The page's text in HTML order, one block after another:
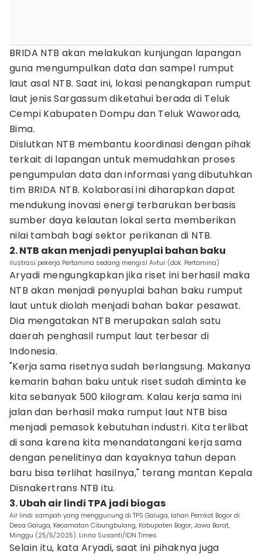
BRIDA NTB akan melakukan kunjungan lapangan
guna mengumpulkan data dan sampel rumput
laut asal NTB. Saat ini, lokasi penangkapan rumput
laut jenis Sargassum diketahui berada di Teluk
Cempi Kabupaten Dompu dan Teluk Waworada,
Bima.
Dislutkan NTB membantu koordinasi dengan pihak
terkait di lapangan untuk memudahkan proses
pengumpulan data dan informasi yang dibutuhkan
tim BRIDA NTB. Kolaborasi ini diharapkan dapat
mendukung inovasi energi terbarukan berbasis
sumber daya kelautan lokal serta memberikan
nilai tambah bagi sektor perikanan di NTB.
2. NTB akan menjadi penyuplai bahan baku
ilustrasi pekerja Pertamina sedang mengisi Avtur (dok. Pertamina)
Aryadi mengungkapkan jika riset ini berhasil maka
NTB akan menjadi penyuplai bahan baku rumput
laut untuk diolah menjadi bahan bakar pesawat.
Dia mengatakan NTB merupakan salah satu
daerah penghasil rumput laut terbesar di
Indonesia.
"Kerja sama risetnya sudah berlangsung. Makanya
kemarin bahan baku untuk riset sudah diminta ke
kita sebanyak 500 kilogram. Kalau kerja sama ini
jalan dan berhasil maka rumput laut NTB bisa
menjadi pemasok kebutuhan industri. Kita terlibat
di sana karena kita menandatangani kerja sama
dengan penelitinya dan kayaknya tahun depan
baru bisa terlihat hasilnya," terang mantan Kepala
Disnakertrans NTB itu.
3. Ubah air lindi TPA jadi biogas
Air lindi sampah yang menggunung di TPS Galuga, lahan Pemkot Bogor di
Desa Galuga, Kecamatan Cibungbulang, Kabupaten Bogor, Jawa Barat,
Minggu (25/5/2025). Linna Susanti/IDN Times
Selain itu, kata Aryadi, saat ini pihaknya juga